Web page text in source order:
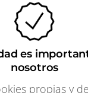
es
nosotros
propias y